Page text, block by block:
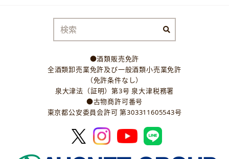
●酒類販売免許
全酒類卸売業免許及び一般酒類小売業免許
（免許条件なし）
泉大津法（証明）第3号 泉大津税務署
●古物商許可番号
東京都公安委員会許可 第303311605543号